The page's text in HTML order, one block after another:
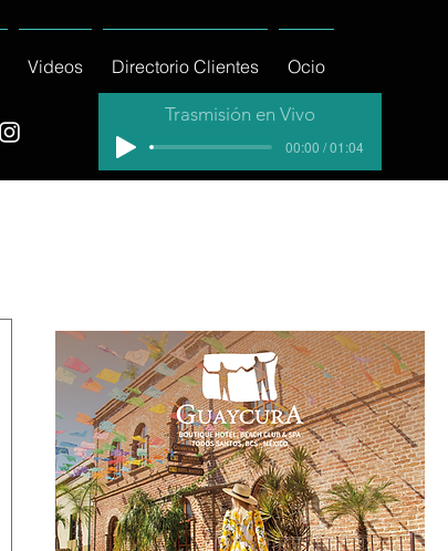
Videos Directorio Clientes Ocio
Trasmisión en Vivo
00:00 / 01:04